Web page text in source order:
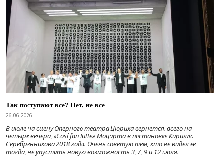
Так поступают все? Нет, не все
26.06.2026
В июле на сцену Оперного театра Цюриха вернется, всего на
четыре вечера, «Cosí fan tutte» Моцарта в постановке Кирилла
Серебренникова 2018 года. Очень советую тем, кто не видел ее
тогда, не упустить новую возможность 3, 7, 9 и 12 июля.